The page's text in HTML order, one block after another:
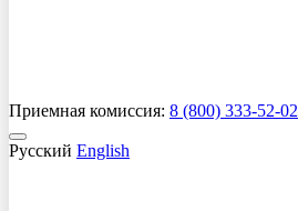
Приемная комиссия: 8 (800) 333-52-02
Русский English